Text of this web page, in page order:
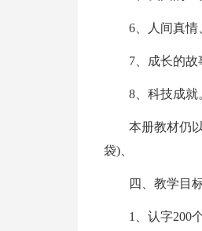
6、人间真情
7、成长的故
8、科技成就
本册教材仍
袋)、
四、教学目
1、认字200